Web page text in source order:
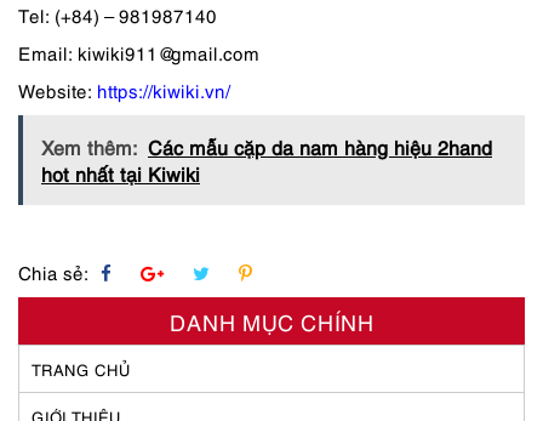
Tel: (+84) – 981987140
Email: kiwiki911@gmail.com
Website: https://kiwiki.vn/
Xem thêm: Các mẫu cặp da nam hàng hiệu 2hand
hot nhất tại Kiwiki
Chia sẻ:
DANH MỤC CHÍNH
TRANG CHỦ
GIỚI THIỆU